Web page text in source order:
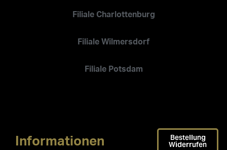
Filiale Charlottenburg
Filiale Wilmersdorf
Filiale Potsdam
Informationen Bestellung
Widerrufen